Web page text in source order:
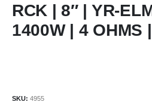
RCK | 8″ | YR-
1400W | 4 OHMS
SKU: 4955